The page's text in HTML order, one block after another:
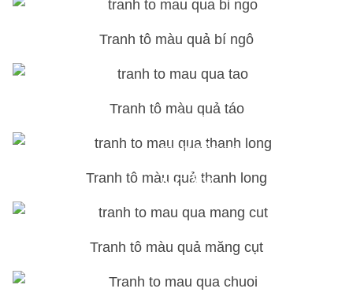
SỐNG
THƯỜNG
NGÀY
Tranh tô màu quả bí ngô
Tranh tô màu quả táo
Tranh tô màu quả thanh long
Tranh tô màu quả măng cụt